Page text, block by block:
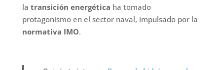
la transición energética ha tomado
protagonismo en el sector naval, impulsado por la
normativa IMO.